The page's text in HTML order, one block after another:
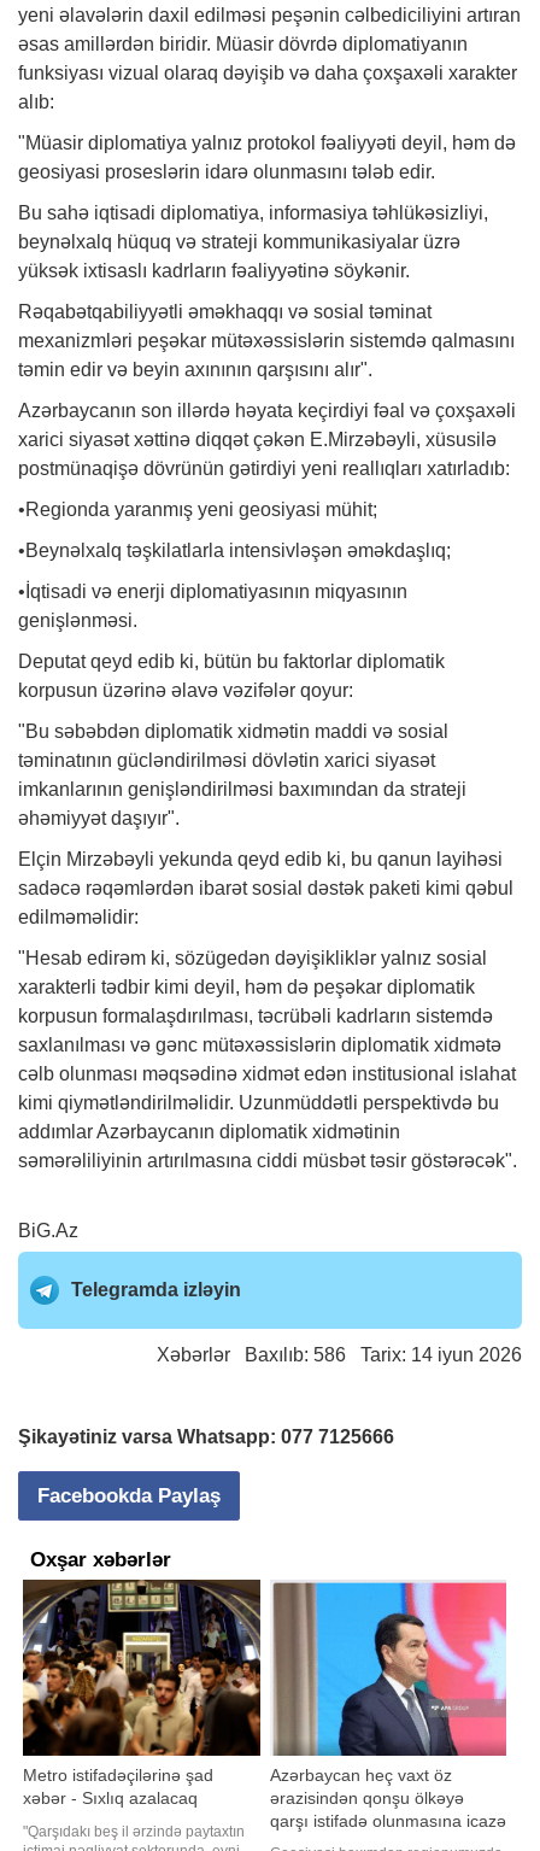
yeni əlavələrin daxil edilməsi peşənin cəlbediciliyini artıran
əsas amillərdən biridir. Müasir dövrdə diplomatiyanın
funksiyası vizual olaraq dəyişib və daha çoxşaxəli xarakter
alıb:
"Müasir diplomatiya yalnız protokol fəaliyyəti deyil, həm də
geosiyasi proseslərin idarə olunmasını tələb edir.
Bu sahə iqtisadi diplomatiya, informasiya təhlükəsizliyi,
beynəlxalq hüquq və strateji kommunikasiyalar üzrə
yüksək ixtisaslı kadrların fəaliyyətinə söykənir.
Rəqabətqabiliyyətli əməkhaqqı və sosial təminat
mexanizmləri peşəkar mütəxəssislərin sistemdə qalmasını
təmin edir və beyin axınının qarşısını alır".
Azərbaycanın son illərdə həyata keçirdiyi fəal və çoxşaxəli
xarici siyasət xəttinə diqqət çəkən E.Mirzəbəyli, xüsusilə
postmünaqişə dövrünün gətirdiyi yeni reallıqları xatırladıb:
•Regionda yaranmış yeni geosiyasi mühit;
•Beynəlxalq təşkilatlarla intensivləşən əməkdaşlıq;
•İqtisadi və enerji diplomatiyasının miqyasının
genişlənməsi.
Deputat qeyd edib ki, bütün bu faktorlar diplomatik
korpusun üzərinə əlavə vəzifələr qoyur:
"Bu səbəbdən diplomatik xidmətin maddi və sosial
təminatının gücləndirilməsi dövlətin xarici siyasət
imkanlarının genişləndirilməsi baxımından da strateji
əhəmiyyət daşıyır".
Elçin Mirzəbəyli yekunda qeyd edib ki, bu qanun layihəsi
sadəcə rəqəmlərdən ibarət sosial dəstək paketi kimi qəbul
edilməməlidir:
"Hesab edirəm ki, sözügedən dəyişikliklər yalnız sosial
xarakterli tədbir kimi deyil, həm də peşəkar diplomatik
korpusun formalaşdırılması, təcrübəli kadrların sistemdə
saxlanılması və gənc mütəxəssislərin diplomatik xidmətə
cəlb olunması məqsədinə xidmət edən institusional islahat
kimi qiymətləndirilməlidir. Uzunmüddətli perspektivdə bu
addımlar Azərbaycanın diplomatik xidmətinin
səmərəliliyinin artırılmasına ciddi müsbət təsir göstərəcək".
BiG.Az
Telegramda izləyin
Xəbərlər Baxılıb: 586 Tarix: 14 iyun 2026
Şikayətiniz varsa Whatsapp: 077 7125666
Facebookda Paylaş
Oxşar xəbərlər
Metro istifadəçilərinə şad
xəbər - Sıxlıq azalacaq
"Qarşıdakı beş il ərzində paytaxtın
Azərbaycan heç vaxt öz
ərazisindən qonşu ölkəyə
qarşı istifadə olunmasına icazə
verməz - Hikmət Hacıyev